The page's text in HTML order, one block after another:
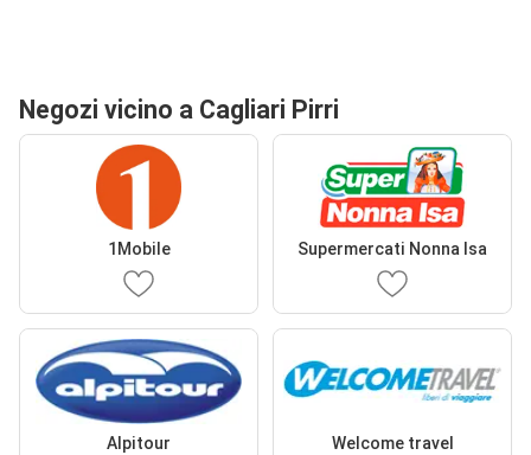
Negozi vicino a Cagliari Pirri
1Mobile Supermercati Nonna Isa
Alpitour Welcome travel